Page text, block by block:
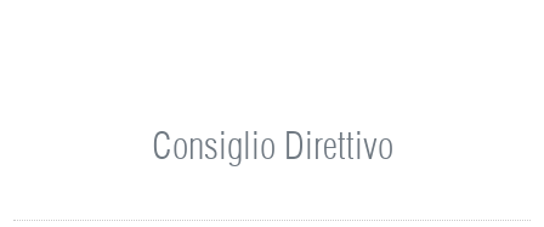
Consiglio Direttivo